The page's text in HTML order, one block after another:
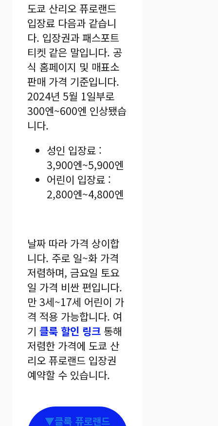
도쿄 산리오 퓨로랜드
입장료 다음과 같습니
다. 입장권과 패스포트
티켓 같은 말입니다. 공
식 홈페이지 및 매표소
판매 가격 기준입니다.
2024년 5월 1일부로
300엔~600엔 인상됐습
니다.
성인 입장료 :
3,900엔~5,900엔
어린이 입장료 :
2,800엔~4,800엔
날짜 따라 가격 상이합
니다. 주로 일~화 가격
저렴하며, 금요일 토요
일 가격 비싼 편입니다.
만 3세~17세 어린이 가
격 적용 가능합니다. 여
기 클룩 할인 링크 통해
저렴한 가격에 도쿄 산
리오 퓨로랜드 입장권
예약할 수 있습니다.
▼클룩 퓨로랜드